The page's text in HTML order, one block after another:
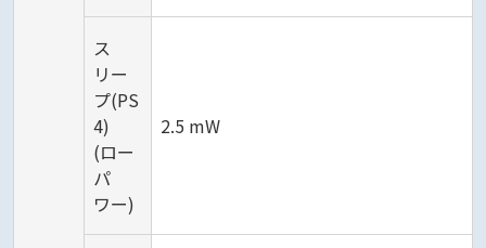
ス
リー
プ(PS
4)
(ロー
パ
ワー)
2.5 mW